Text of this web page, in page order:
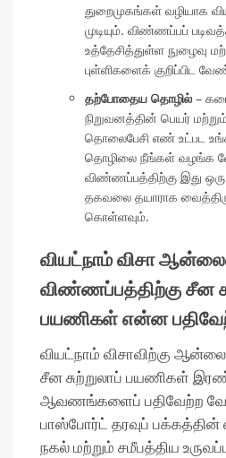
துறைமுகங்கள் வழியாக
முடியும். விண்ணப்பப்
உத்தேசித்துள்ள நுழைவு
புள்ளிகளைக் குறிப்பிட
தற்போதைய தொழில் –
நிறுவனத்தின் பெயர்
தொலைபேசி எண் உட்பட
தொழிலை நீங்கள் வழங்க
விண்ணப்பத்திற்கு இது
தகவலை தயாராக
கொள்ளவும்.
வியட்நாம் விசா
விண்ணப்பத்திற்கு சீன
பயணிகள் என்ன
வியட்நாம் விசாவிற்கு
சீன சுற்றுலாப் பயணிகள்
ஆவணங்களைப் பதிவேற்ற
பாஸ்போர்ட் தரவுப்
நகல் மற்றும் சமீபத்திய